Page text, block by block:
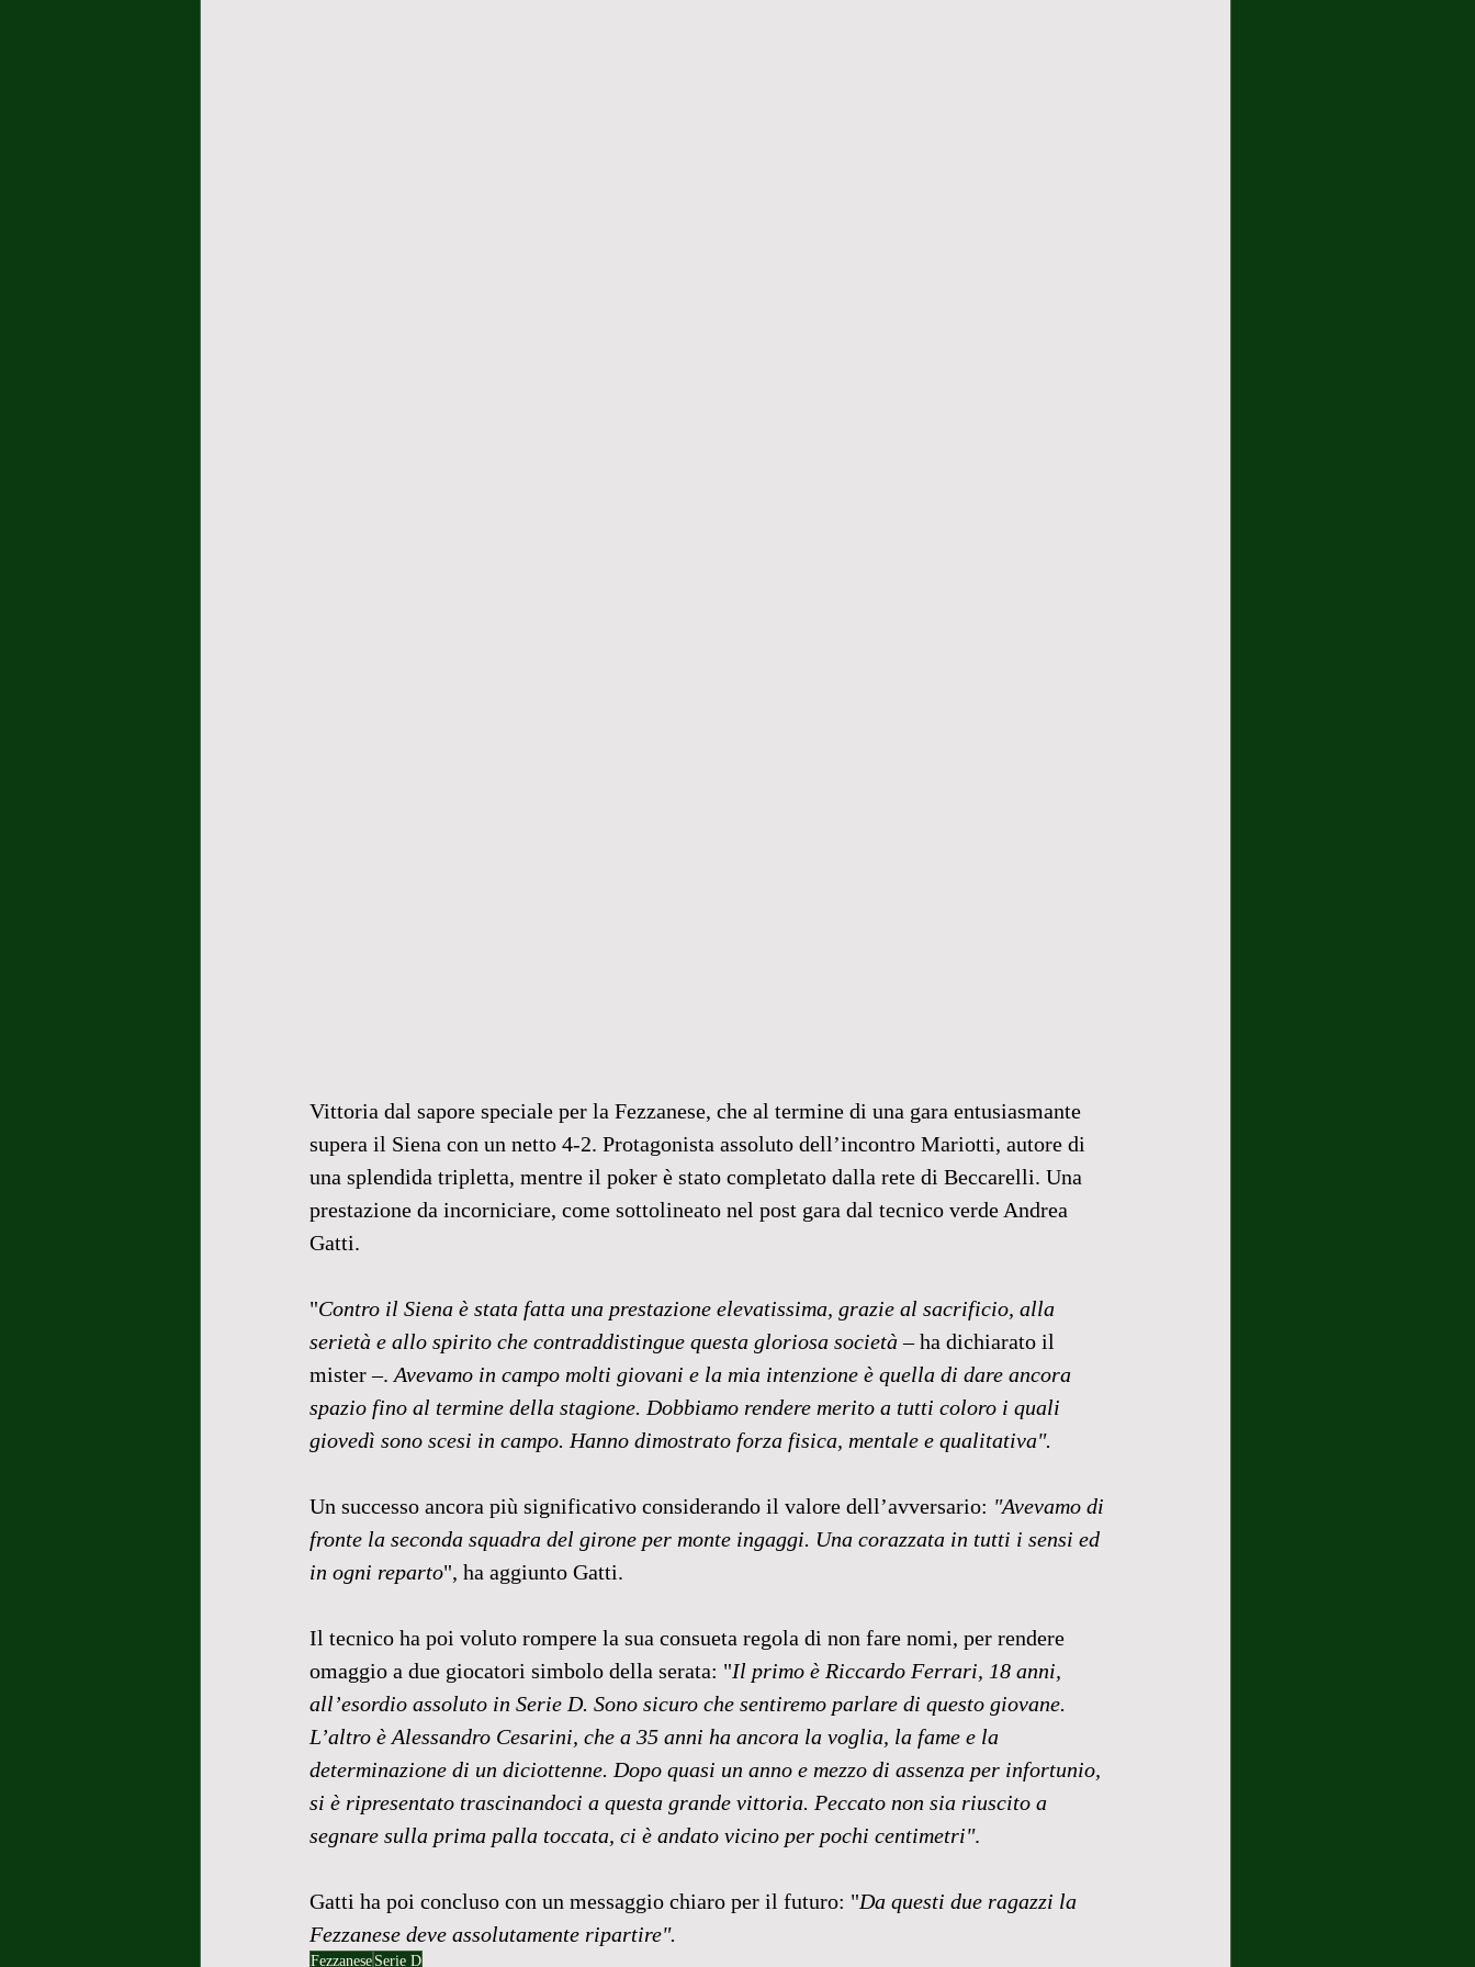
Vittoria dal sapore speciale per la Fezzanese, che al termine di una gara entusiasmante
supera il Siena con un netto 4-2. Protagonista assoluto dell’incontro Mariotti, autore di
una splendida tripletta, mentre il poker è stato completato dalla rete di Beccarelli. Una
prestazione da incorniciare, come sottolineato nel post gara dal tecnico verde Andrea
Gatti.
"Contro il Siena è stata fatta una prestazione elevatissima, grazie al sacrificio, alla
serietà e allo spirito che contraddistingue questa gloriosa società – ha dichiarato il
mister –. Avevamo in campo molti giovani e la mia intenzione è quella di dare ancora
spazio fino al termine della stagione. Dobbiamo rendere merito a tutti coloro i quali
giovedì sono scesi in campo. Hanno dimostrato forza fisica, mentale e qualitativa".
Un successo ancora più significativo considerando il valore dell’avversario: "Avevamo di
fronte la seconda squadra del girone per monte ingaggi. Una corazzata in tutti i sensi ed
in ogni reparto", ha aggiunto Gatti.
Il tecnico ha poi voluto rompere la sua consueta regola di non fare nomi, per rendere
omaggio a due giocatori simbolo della serata: "Il primo è Riccardo Ferrari, 18 anni,
all’esordio assoluto in Serie D. Sono sicuro che sentiremo parlare di questo giovane.
L’altro è Alessandro Cesarini, che a 35 anni ha ancora la voglia, la fame e la
determinazione di un diciottenne. Dopo quasi un anno e mezzo di assenza per infortunio,
si è ripresentato trascinandoci a questa grande vittoria. Peccato non sia riuscito a
segnare sulla prima palla toccata, ci è andato vicino per pochi centimetri".
Gatti ha poi concluso con un messaggio chiaro per il futuro: "Da questi due ragazzi la
Fezzanese deve assolutamente ripartire".
Fezzanese Serie D